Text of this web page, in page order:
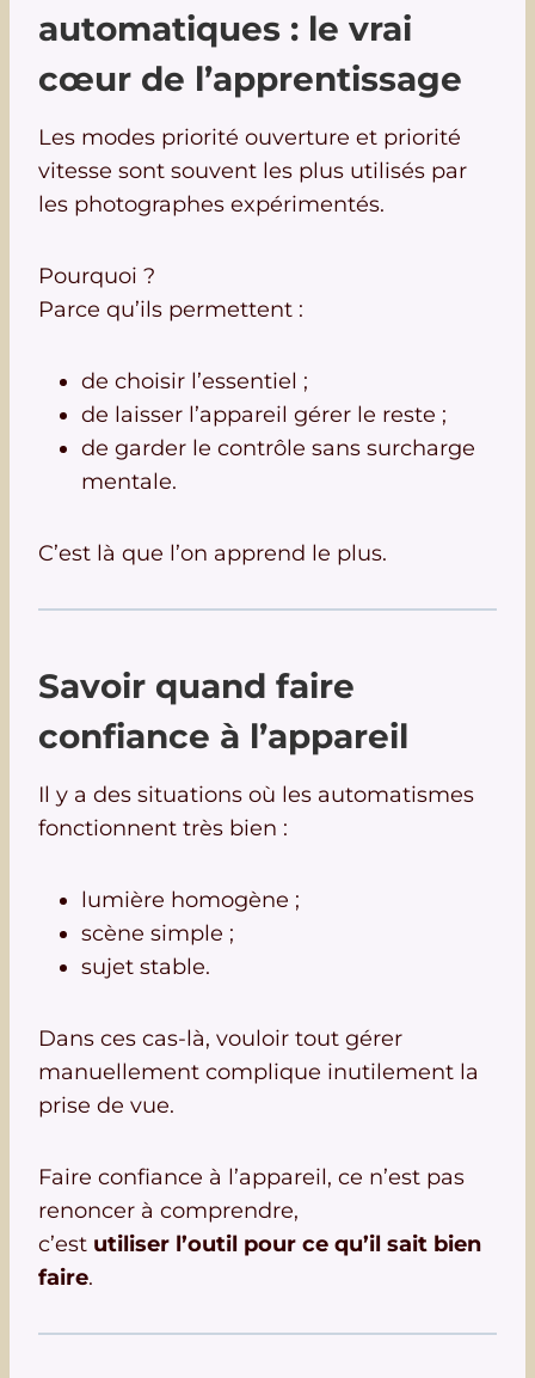
automatiques : le vrai
cœur de l’apprentissage
Les modes priorité ouverture et priorité
vitesse sont souvent les plus utilisés par
les photographes expérimentés.
Pourquoi ?
Parce qu’ils permettent :
de choisir l’essentiel ;
de laisser l’appareil gérer le reste ;
de garder le contrôle sans surcharge
mentale.
C’est là que l’on apprend le plus.
Savoir quand faire
confiance à l’appareil
Il y a des situations où les automatismes
fonctionnent très bien :
lumière homogène ;
scène simple ;
sujet stable.
Dans ces cas-là, vouloir tout gérer
manuellement complique inutilement la
prise de vue.
Faire confiance à l’appareil, ce n’est pas
renoncer à comprendre,
c’est utiliser l’outil pour ce qu’il sait bien
faire.